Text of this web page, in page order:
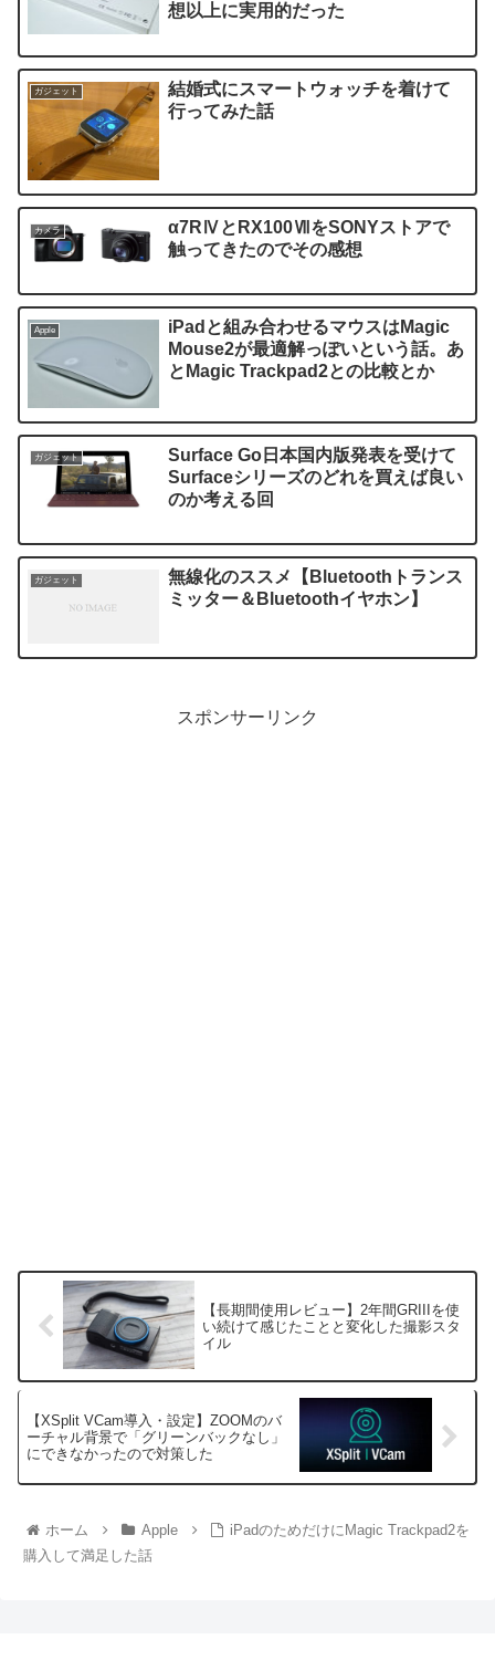
想以上に実用的だった
ガジェット
結婚式にスマートウォッチを着けて
行ってみた話
カメラ
α7RⅣとRX100ⅦをSONYストアで
触ってきたのでその感想
Apple
iPadと組み合わせるマウスはMagic
Mouse2が最適解っぽいという話。あ
とMagic Trackpad2との比較とか
ガジェット
Surface Go日本国内版発表を受けて
Surfaceシリーズのどれを買えば良い
のか考える回
ガジェット
無線化のススメ【Bluetoothトランス
ミッター＆Bluetoothイヤホン】
スポンサーリンク
【長期間使用レビュー】2年間GR‪III‬を使
い続けて感じたことと変化した撮影スタ
イル
【XSplit VCam導入・設定】ZOOMのバ
ーチャル背景で「グリーンバックなし」
にできなかったので対策した
ホーム Apple
iPadのためだけにMagic Trackpad2を
購入して満足した話